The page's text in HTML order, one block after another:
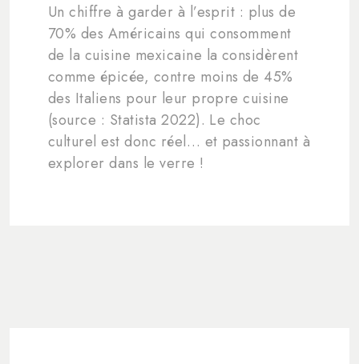
Un chiffre à garder à l’esprit : plus de
70% des Américains qui consomment
de la cuisine mexicaine la considèrent
comme épicée, contre moins de 45%
des Italiens pour leur propre cuisine
(source : Statista 2022). Le choc
culturel est donc réel… et passionnant à
explorer dans le verre !